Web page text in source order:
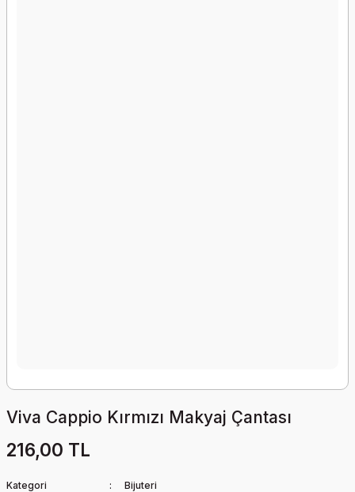
Viva Cappio Kırmızı Makyaj Çantası
216,00 TL
Kategori
Bijuteri